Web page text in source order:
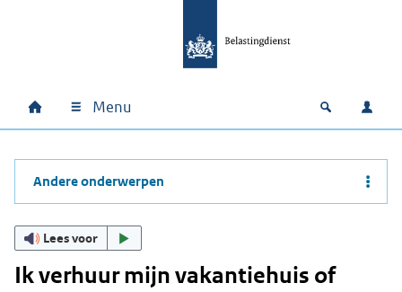
Hoofdnavigatie
Home Menu Open
Andere onderwerpen
Lees voor
Ik verhuur mijn vakantiehuis of